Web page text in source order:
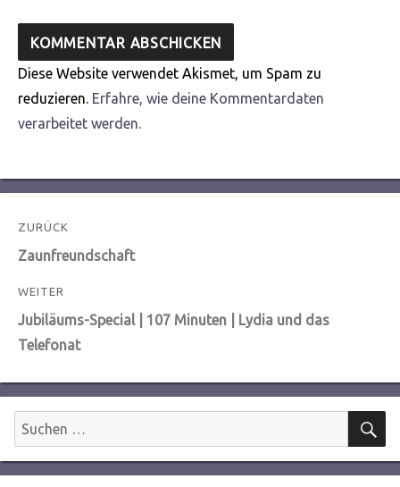
Diese Website verwendet Akismet, um Spam zu
reduzieren. Erfahre, wie deine Kommentardaten
verarbeitet werden.
Beitragsnavigation
ZURÜCK
Vorheriger
Zaunfreundschaft
WEITER
Nächster
Beitrag:
Jubiläums-Special | 107 Minuten | Lydia und das
Telefonat
Suchen
nach: